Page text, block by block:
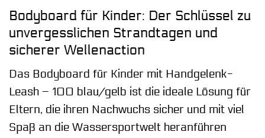
Bodyboard für Kinder: Der Schlüssel zu
unvergesslichen Strandtagen und
sicherer Wellenaction
Das Bodyboard für Kinder mit Handgelenk-
Leash – 100 blau/gelb ist die ideale Lösung für
Eltern, die ihren Nachwuchs sicher und mit viel
Spaß an die Wassersportwelt heranführen